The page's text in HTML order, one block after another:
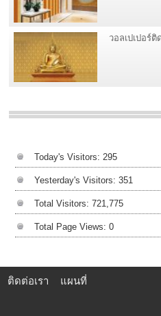
วอลเปเปอร์
Today's Visitors: 295
Yesterday's Visitors: 351
Total Visitors: 721,775
Total Page Views: 0
ติดต่อเรา แผนที่